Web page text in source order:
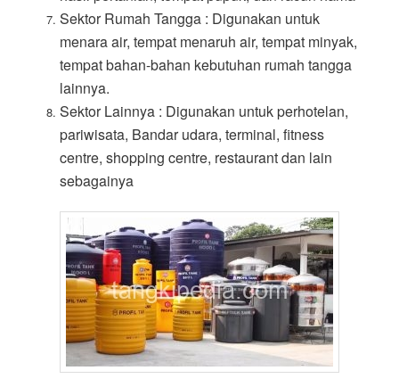
Sektor Rumah Tangga : Digunakan untuk
menara air, tempat menaruh air, tempat minyak,
tempat bahan-bahan kebutuhan rumah tangga
lainnya.
Sektor Lainnya : Digunakan untuk perhotelan,
pariwisata, Bandar udara, terminal, fitness
centre, shopping centre, restaurant dan lain
sebagainya